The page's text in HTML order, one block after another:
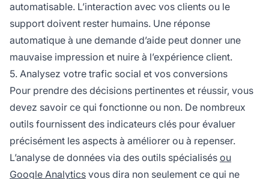
automatisable. L’interaction avec vos clients ou le
support doivent rester humains. Une réponse
automatique à une demande d’aide peut donner une
mauvaise impression et nuire à l’expérience client.
5. Analysez votre trafic social et vos conversions
Pour prendre des décisions pertinentes et réussir, vous
devez savoir ce qui fonctionne ou non. De nombreux
outils fournissent des indicateurs clés pour évaluer
précisément les aspects à améliorer ou à repenser.
L’analyse de données via des outils spécialisés ou
Google Analytics vous dira non seulement ce qui ne